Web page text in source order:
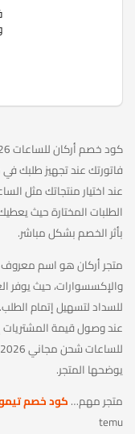
عند اختيار منتجاتك مثل
بأثر الخصم بشكل مباشر.
متجر أركان هو اسم معروف
والإكسسوارات، حيث يوفر
للسداد لتسهيل إتمام
يوضحها المتجر.
متجر مهم…كود خصم
temu